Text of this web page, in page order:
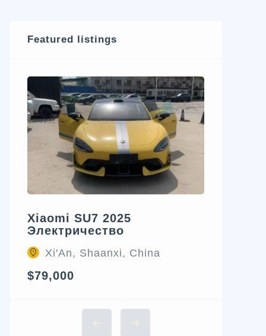
Featured listings
Xiaomi SU7 2025
Электричество
Xi'An, Shaanxi, China
$79,000